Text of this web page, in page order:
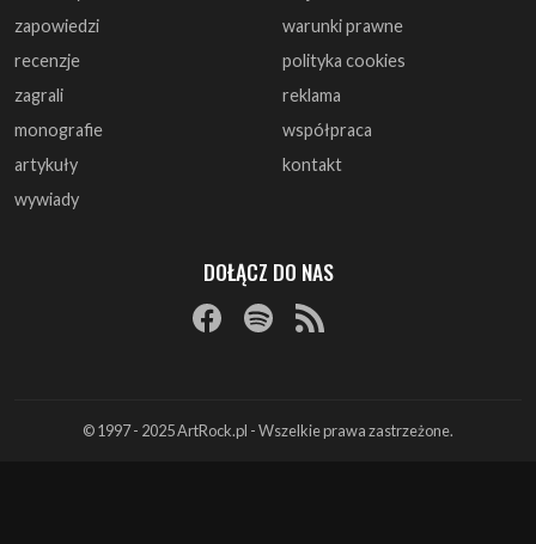
zapowiedzi
recenzje
zagrali
monografie
artykuły
wywiady
warunki prawne
polityka cookies
reklama
współpraca
kontakt
DOŁĄCZ DO NAS
© 1997 - 2025 ArtRock.pl - Wszelkie prawa zastrzeżone.